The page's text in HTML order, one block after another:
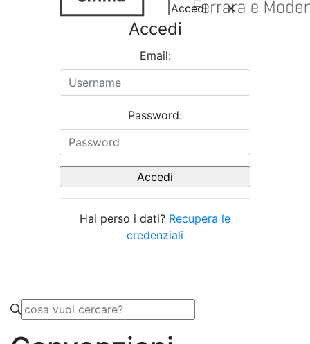
Accedi
Accedi
Email:
Password:
Hai perso i dati? Recupera le
credenziali